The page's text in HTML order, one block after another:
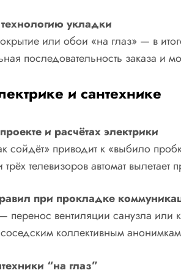
укладки
или обои «на глаз» — в
последовательность заказа и
и сантехнике
и расчётах электрики
сойдёт» приводит к «выбило
телевизоров автомат
при прокладке
перенос вентиляции санузла или
коллективным
“на глаз”